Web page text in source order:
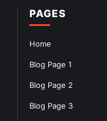
PAGES
Home
Blog Page 1
Blog Page 2
Blog Page 3